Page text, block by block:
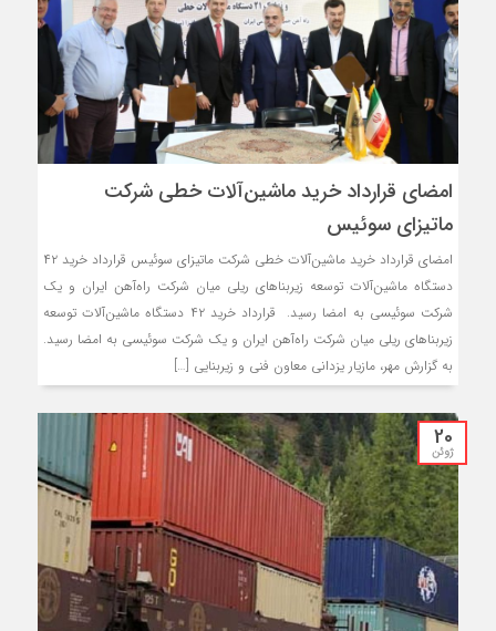
امضای قرارداد خرید ماشین‌آلات خطی شرکت
ماتیزای سوئیس
امضای قرارداد خرید ماشین‌آلات خطی شرکت ماتیزای سوئیس قرارداد خرید ۴۲
دستگاه ماشین‌آلات توسعه زیربناهای ریلی میان شرکت راه‌آهن ایران و یک
شرکت سوئیسی به امضا رسید. قرارداد خرید ۴۲ دستگاه ماشین‌آلات توسعه
زیربناهای ریلی میان شرکت راه‌آهن ایران و یک شرکت سوئیسی به امضا رسید.
به گزارش مهر، مازیار یزدانی معاون فنی و زیربنایی […]
20
ژوئن